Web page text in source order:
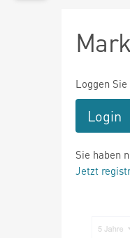
Loggen
Login
Sie haben
Jetzt